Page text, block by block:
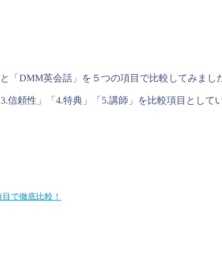
「DMM英会話」を５つの項目で比較してみまし
頼性」「4.特典」「5.講師」を比較項目としてい
で徹底比較！